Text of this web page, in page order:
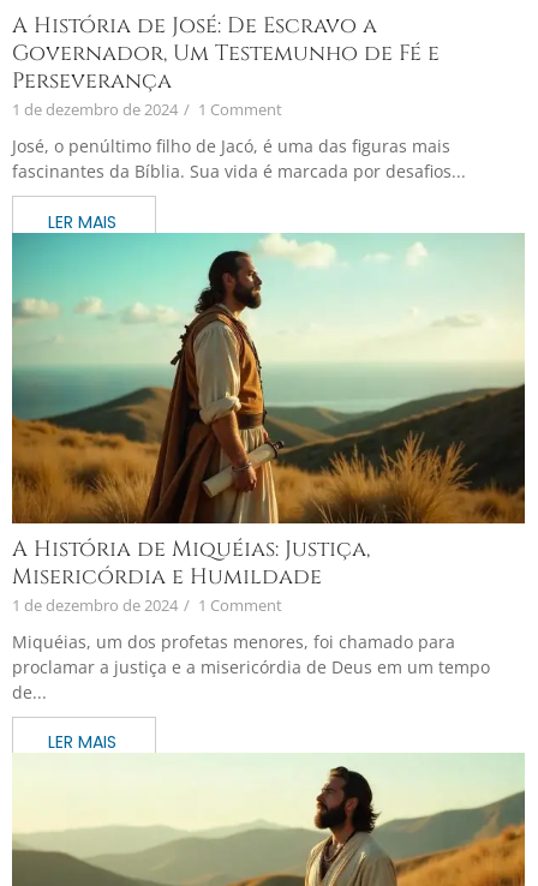
A História de José: De Escravo a
Governador, Um Testemunho de Fé e
Perseverança
1 de dezembro de 2024 / 1 Comment
José, o penúltimo filho de Jacó, é uma das figuras mais
fascinantes da Bíblia. Sua vida é marcada por desafios...
A História de Miquéias: Justiça,
Misericórdia e Humildade
1 de dezembro de 2024 / 1 Comment
Miquéias, um dos profetas menores, foi chamado para
proclamar a justiça e a misericórdia de Deus em um tempo
de...